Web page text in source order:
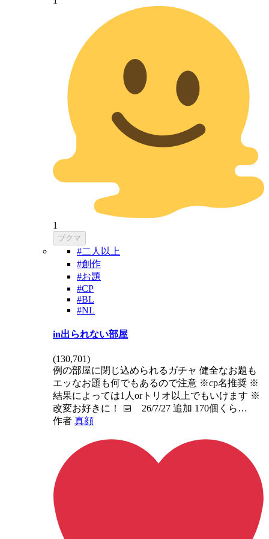
1
ブクマ
#二人以上
#創作
#お題
#CP
#BL
#NL
in出られない部屋
(130,701)
例の部屋に閉じ込められるガチャ 健全なお題も
エッなお題も何でもあるので注意 ※cp名推奨 ※
結果によっては1人orトリオ以上でもいけます ※
改変お好きに！ 📅 26/7/27 追加 170個くら…
作者 真顔